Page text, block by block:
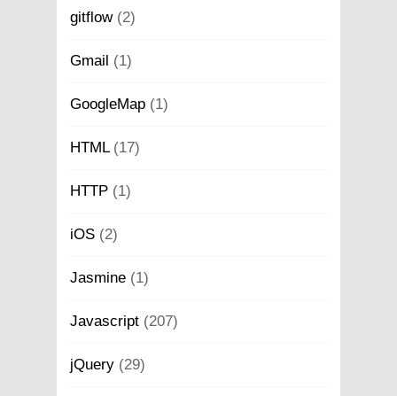
gitflow(2)
Gmail (1)
GoogleMap (1)
HTML(17)
HTTP (1)
iOS (2)
Jasmine (1)
Javascript (207)
jQuery (29)